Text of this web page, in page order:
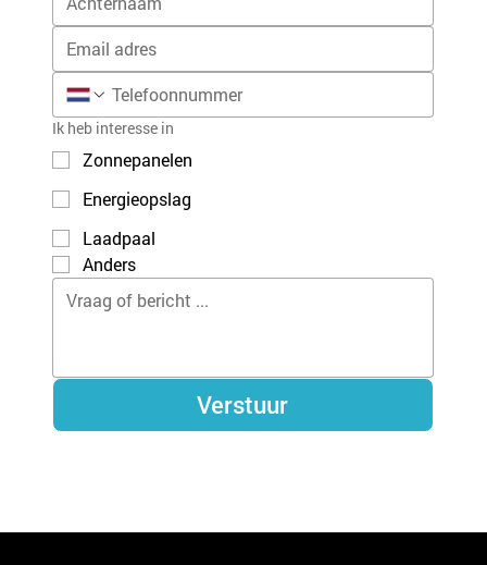
Ik heb interesse in
Zonnepanelen
Energieopslag
Laadpaal
Anders
Verstuur